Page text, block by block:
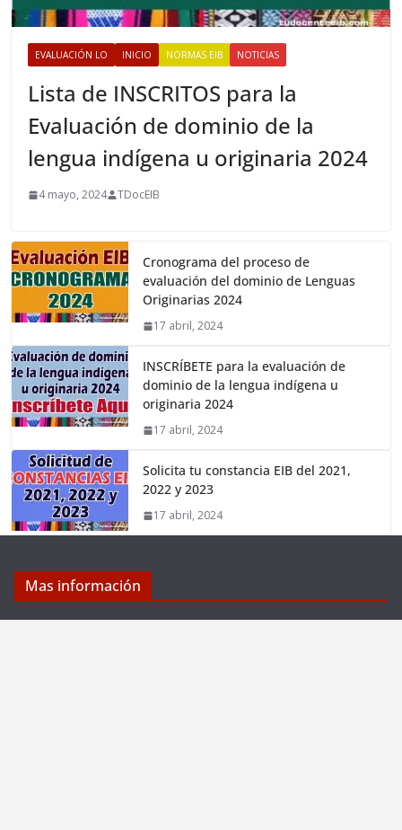
EVALUACIÓN LO INICIO NORMAS EIB NOTICIAS
Lista de INSCRITOS para la
Evaluación de dominio de la
lengua indígena u originaria 2024
4 mayo, 2024 TDocEIB
Cronograma del proceso de
evaluación del dominio de Lenguas
Originarias 2024
17 abril, 2024
INSCRÍBETE para la evaluación de
dominio de la lengua indígena u
originaria 2024
17 abril, 2024
Solicita tu constancia EIB del 2021,
2022 y 2023
17 abril, 2024
Mas información